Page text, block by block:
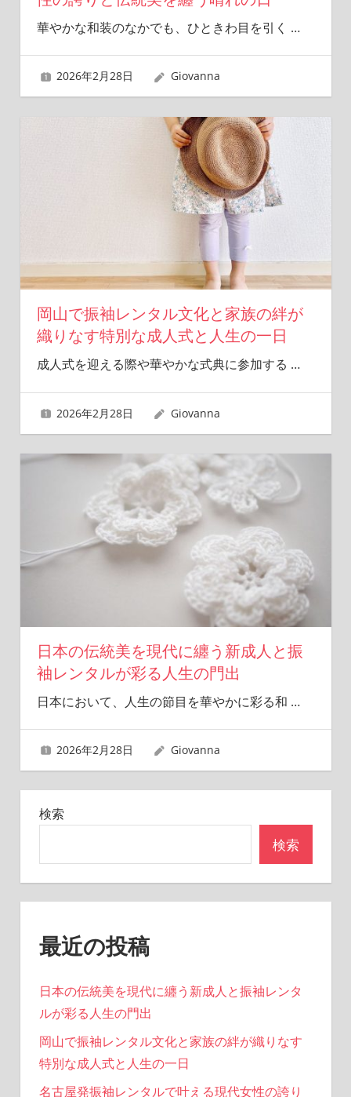
華やかな和装のなかでも、ひときわ目を引く …
2026年2月28日 Giovanna
岡山で振袖レンタル文化と家族の絆が
織りなす特別な成人式と人生の一日
成人式を迎える際や華やかな式典に参加する …
2026年2月28日 Giovanna
日本の伝統美を現代に纏う新成人と振
袖レンタルが彩る人生の門出
日本において、人生の節目を華やかに彩る和 …
2026年2月28日 Giovanna
検索
検索
最近の投稿
日本の伝統美を現代に纏う新成人と振袖レンタ
ルが彩る人生の門出
岡山で振袖レンタル文化と家族の絆が織りなす
特別な成人式と人生の一日
名古屋発振袖レンタルで叶える現代女性の誇り